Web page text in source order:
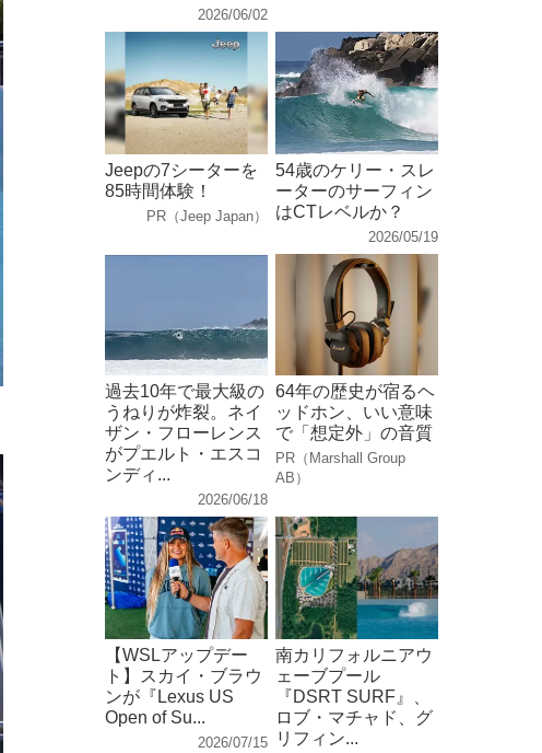
2026/06/02
Jeepの7シーターを
85時間体験！
PR（Jeep Japan）
54歳のケリー・スレ
ーターのサーフィン
はCTレベルか？
2026/05/19
過去10年で最大級の
うねりが炸裂。ネイ
ザン・フローレンス
がプエルト・エスコ
ンディ...
2026/06/18
64年の歴史が宿るヘ
ッドホン、いい意味
で「想定外」の音質
PR（Marshall Group
AB）
【WSLアップデー
ト】スカイ・ブラウ
ンが『Lexus US
Open of Su...
2026/07/15
南カリフォルニアウ
ェーブプール
『DSRT SURF』、
ロブ・マチャド、グ
リフィン...